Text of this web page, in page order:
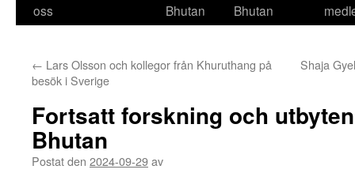
tilloss
Bhutan
Bhutan
← Lars Olsson och kollegor från Khuruthang på
besök i Sverige
Shaja
Fortsatt forskning och
Bhutan
Postat den 2024-09-29av